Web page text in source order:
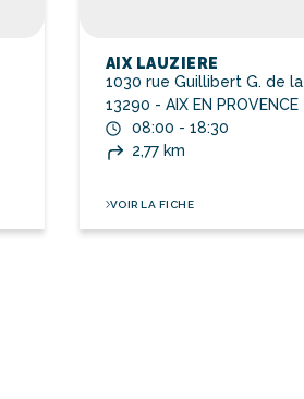
AIX LAUZIERE
1030 rue Guillibert G. de
13290 - AIX EN PROVENCE
08:00 - 18:30
2,77 km
VOIR LA FICHE